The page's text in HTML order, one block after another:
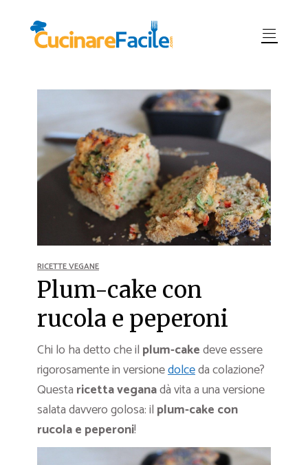
RICETTE VEGANE
Plum-cake con
rucola e peperoni
Chi lo ha detto che il plum-cakedeve essere
rigorosamente in versionedolceda colazione?
Questa ricetta veganadà vita a una versione
salata davvero golosa: il plum-cake con
rucola e peperoni!